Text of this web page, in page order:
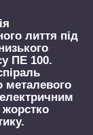
лиття під
ПЕ 100.
металевого
жорстко